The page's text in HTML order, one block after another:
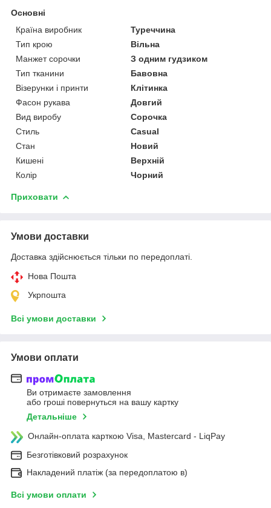
Основні
Країна виробник
Туреччина
Тип крою
Вільна
Манжет сорочки
З одним гудзиком
Тип тканини
Бавовна
Візерунки і принти
Клітинка
Фасон рукава
Довгий
Вид виробу
Сорочка
Стиль
Casual
Стан
Новий
Кишені
Верхній
Колір
Чорний
Приховати
Умови доставки
Доставка здійснюється тільки по передоплаті.
Нова Пошта
Укрпошта
Всі умови доставки
Умови оплати
Ви отримаєте замовлення
або гроші повернуться на вашу картку
Детальніше
Онлайн-оплата карткою Visa, Mastercard - LiqPay
Безготівковий розрахунок
Накладений платіж (за передоплатою в)
Всі умови оплати